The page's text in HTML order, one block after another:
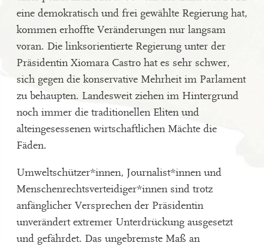
eine demokratisch und frei gewählte Regierung hat,
kommen erhoffte Veränderungen nur langsam
voran. Die linksorientierte Regierung unter der
Präsidentin Xiomara Castro hat es sehr schwer,
sich gegen die konservative Mehrheit im Parlament
zu behaupten. Landesweit ziehen im Hintergrund
noch immer die traditionellen Eliten und
alteingesessenen wirtschaftlichen Mächte die
Fäden.
Umweltschützer*innen, Journalist*innen und
Menschenrechtsverteidiger*innen sind trotz
anfänglicher Versprechen der Präsidentin
unverändert extremer Unterdrückung ausgesetzt
und gefährdet. Das ungebremste Maß an